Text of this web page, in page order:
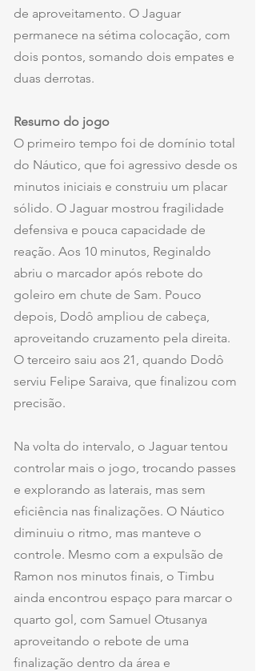
de aproveitamento. O Jaguar
permanece na sétima colocação, com
dois pontos, somando dois empates e
duas derrotas.
Resumo do jogo
O primeiro tempo foi de domínio total
do Náutico, que foi agressivo desde os
minutos iniciais e construiu um placar
sólido. O Jaguar mostrou fragilidade
defensiva e pouca capacidade de
reação. Aos 10 minutos, Reginaldo
abriu o marcador após rebote do
goleiro em chute de Sam. Pouco
depois, Dodô ampliou de cabeça,
aproveitando cruzamento pela direita.
O terceiro saiu aos 21, quando Dodô
serviu Felipe Saraiva, que finalizou com
precisão.
Na volta do intervalo, o Jaguar tentou
controlar mais o jogo, trocando passes
e explorando as laterais, mas sem
eficiência nas finalizações. O Náutico
diminuiu o ritmo, mas manteve o
controle. Mesmo com a expulsão de
Ramon nos minutos finais, o Timbu
ainda encontrou espaço para marcar o
quarto gol, com Samuel Otusanya
aproveitando o rebote de uma
finalização dentro da área e